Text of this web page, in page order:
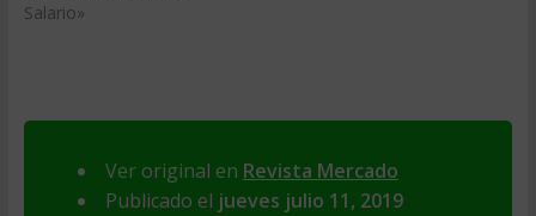
Salario»
Ver original en Revista Mercado
Publicado el jueves julio 11, 2019